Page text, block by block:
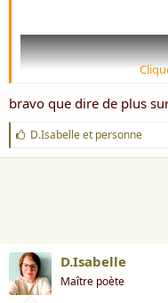
Procol
La voix
bravo que dire de plus
J
'
a
D.Isabelleet personne
D.Isabelle
Maître poète